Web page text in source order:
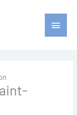
Menu